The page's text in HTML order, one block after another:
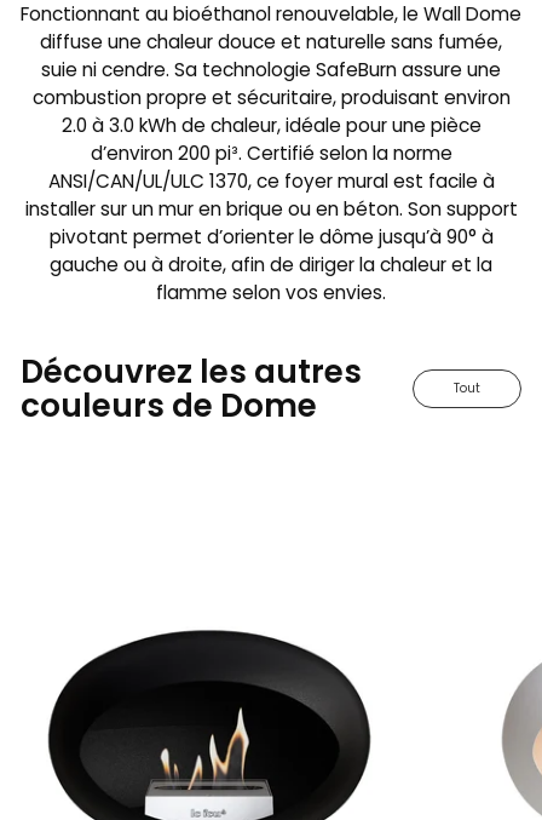
Fonctionnant au bioéthanol renouvelable, le Wall Dome
diffuse une chaleur douce et naturelle sans fumée,
suie ni cendre. Sa technologie SafeBurn assure une
combustion propre et sécuritaire, produisant environ
2.0 à 3.0 kWh de chaleur, idéale pour une pièce
d’environ 200 pi³. Certifié selon la norme
ANSI/CAN/UL/ULC 1370, ce foyer mural est facile à
installer sur un mur en brique ou en béton. Son support
pivotant permet d’orienter le dôme jusqu’à 90° à
gauche ou à droite, afin de diriger la chaleur et la
flamme selon vos envies.
Découvrez les autres
couleurs de Dome Tout